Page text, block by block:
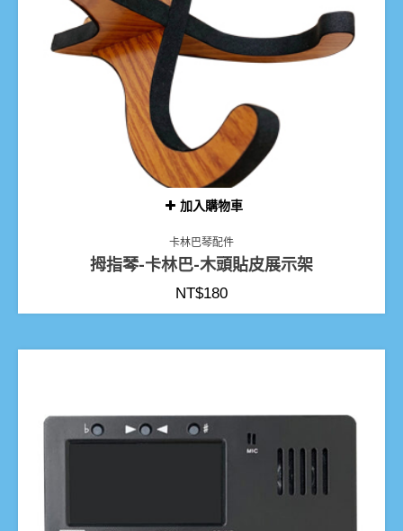
加入購物車
卡林巴琴配件
拇指琴-卡林巴-木頭貼皮展示架
NT$180